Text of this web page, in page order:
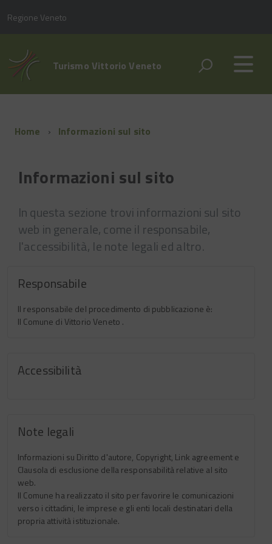
Regione Veneto
Turismo Vittorio Veneto
Home Informazioni sul sito
Informazioni sul sito
In questa sezione trovi informazioni sul sito
web in generale, come il responsabile,
l'accessibilità, le note legali ed altro.
Responsabile
Il responsabile del procedimento di pubblicazione è:
Il Comune di Vittorio Veneto .
Accessibilità
Note legali
Informazioni su Diritto d'autore, Copyright, Link agreement e
Clausola di esclusione della responsabilità relative al sito
web.
Il Comune ha realizzato il sito per favorire le comunicazioni
verso i cittadini, le imprese e gli enti locali destinatari della
propria attività istituzionale.